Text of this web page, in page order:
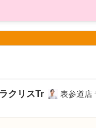
クリスTr
表参道店